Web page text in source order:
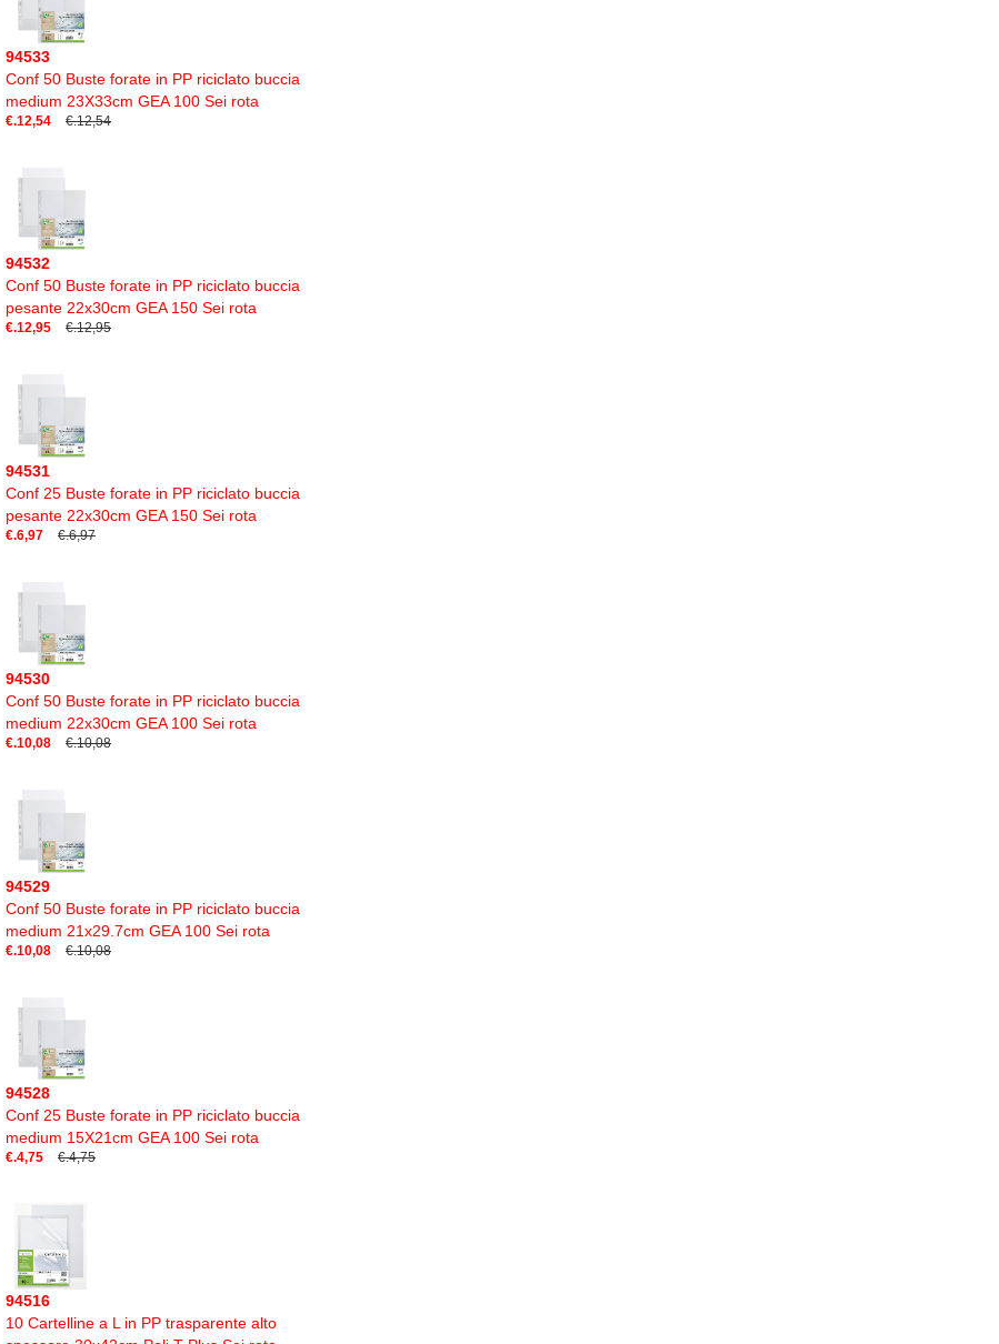
94533
Conf 50 Buste forate in PP riciclato buccia
medium 23X33cm GEA 100 Sei rota
€.12,54 €.12,54
94532
Conf 50 Buste forate in PP riciclato buccia
pesante 22x30cm GEA 150 Sei rota
€.12,95 €.12,95
94531
Conf 25 Buste forate in PP riciclato buccia
pesante 22x30cm GEA 150 Sei rota
€.6,97 €.6,97
94530
Conf 50 Buste forate in PP riciclato buccia
medium 22x30cm GEA 100 Sei rota
€.10,08 €.10,08
94529
Conf 50 Buste forate in PP riciclato buccia
medium 21x29.7cm GEA 100 Sei rota
€.10,08 €.10,08
94528
Conf 25 Buste forate in PP riciclato buccia
medium 15X21cm GEA 100 Sei rota
€.4,75 €.4,75
94516
10 Cartelline a L in PP trasparente alto